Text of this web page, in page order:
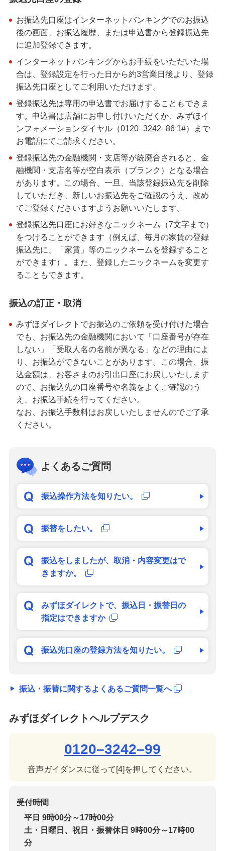
お振込先口座はインターネットバンキングでのお振込
後の画面、お振込履歴、または申込書から登録振込先
に追加登録できます。
インターネットバンキングからお手続をいただいた場
合は、登録設定を行った日から約3営業日後より、登録
振込先口座としてご利用いただけます。
登録振込先は専用の申込書でお届けすることもできま
す。申込書は店舗にお申し付けいただくか、みずほイ
ンフォメーションダイヤル（0120–3242–86 1#）まで
お電話にてご請求ください。
登録振込先の金融機関・支店等が統廃合されると、金
融機関・支店名等が空白表示（ブランク）となる場合
があります。この場合、一旦、当該登録振込先を削除
していただき、新しいお振込先をご確認のうえ、改め
てご登録くださいますようお願いいたします。
登録振込先口座にお好きなニックネーム（7文字まで）
をつけることができます（例えば、毎月の家賃の登録
振込先に、「家賃」等のニックネームを登録すること
ができます）。また、登録したニックネームを変更す
ることもできます。
振込の訂正・取消
みずほダイレクトでお振込のご依頼を受け付けた場合
でも、お振込先の金融機関において「口座番号が存在
しない」「受取人名の名前が異なる」などの理由によ
り、お振込ができないことがあります。この場合、振
込金額は、お客さまのお引出口座にお戻しいたします
ので、お振込先の口座番号や名義をよくご確認のう
え、お振込手続を行ってください。
なお、お振込手数料はお戻しいたしませんのでご了承
ください。
よくあるご質問
振込操作方法を知りたい。
振替をしたい。
振込をしましたが、取消・内容変更はで
きますか。
みずほダイレクトで、振込日・振替日の
指定はできますか
振込先口座の登録方法を知りたい。
振込・振替に関するよくあるご質問一覧へ
みずほダイレクトヘルプデスク
0120–3242–99
音声ガイダンスに従って[4]を押してください。
受付時間
平日 9時00分～17時00分
土・日曜日、祝日・振替休日 9時00分～17時00
分